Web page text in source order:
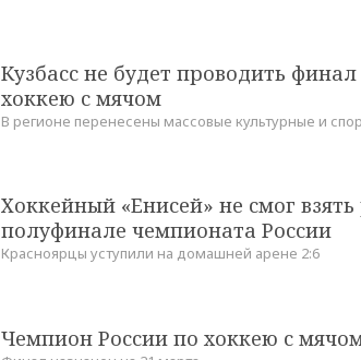
Кузбасс не будет проводить
хоккею с мячом
В регионе перенесены массовые культурные и
Хоккейный «Енисей» не смог
полуфинале чемпионата России
Красноярцы уступили на домашней арене 2:6
Чемпион России по хоккею с